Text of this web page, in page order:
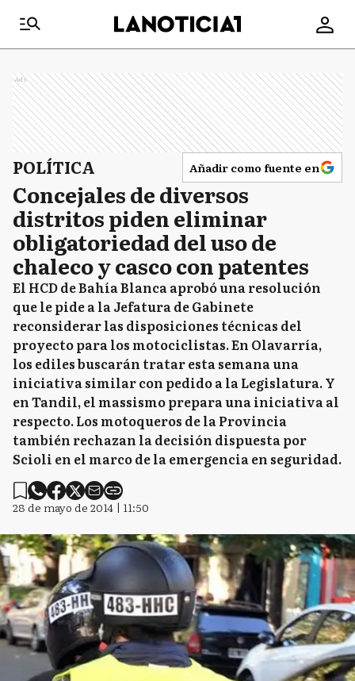
Ads
POLÍTICA Añadir como fuente en
Concejales de diversos
distritos piden eliminar
obligatoriedad del uso de
chaleco y casco con patentes
El HCD de Bahía Blanca aprobó una resolución
que le pide a la Jefatura de Gabinete
reconsiderar las disposiciones técnicas del
proyecto para los motociclistas. En Olavarría,
los ediles buscarán tratar esta semana una
iniciativa similar con pedido a la Legislatura. Y
en Tandil, el massismo prepara una iniciativa al
respecto. Los motoqueros de la Provincia
también rechazan la decisión dispuesta por
Scioli en el marco de la emergencia en seguridad.
28 de mayo de 2014 | 11:50